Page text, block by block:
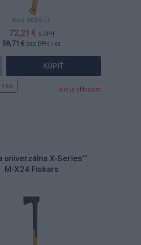
Kód: 600573
72,21 € s DPH
58,71 € bez DPH / ks
KÚPIŤ
1 ks Nie je skladom
univerzálna X-Series™
M-X24 Fiskars